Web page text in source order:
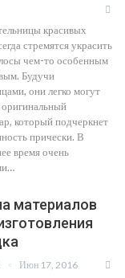
красивых
стремятся украсить
чем-то особенным
Будучи
они легко могут
оригинальный
который подчеркнет
прически. В
время очень
материалов
Июн 17, 2016